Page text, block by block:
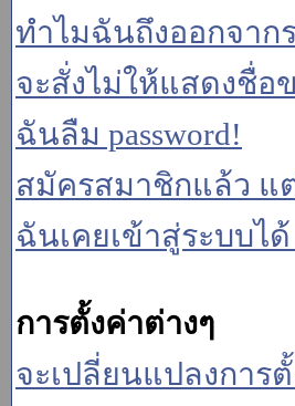
ทำไมฉันถึงออกจาก
จะสั่งไม่ให้แสดงชื่อ
ฉันลืม password!
สมัครสมาชิกแล้ว แ
ฉันเคยเข้าสู่ระบบไ
การตั้งค่าต่างๆ
จะเปลี่ยนแปลงการ